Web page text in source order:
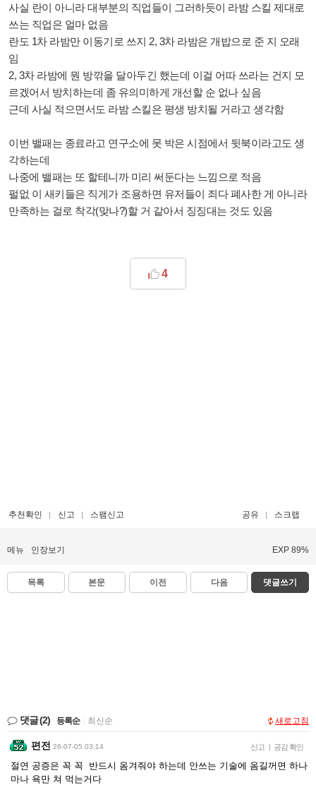
사실 란이 아니라 대부분의 직업들이 그러하듯이 라밤 스킬 제대로
쓰는 직업은 얼마 없음
란도 1차 라밤만 이동기로 쓰지 2, 3차 라밤은 개밥으로 준 지 오래
임
2, 3차 라밤에 뭔 방깎을 달아두긴 했는데 이걸 어따 쓰라는 건지 모
르겠어서 방치하는데 좀 유의미하게 개선할 순 없나 싶음
근데 사실 적으면서도 라밤 스킬은 평생 방치될 거라고 생각함
이번 밸패는 종료라고 연구소에 못 박은 시점에서 뒷북이라고도 생
각하는데
나중에 밸패는 또 할테니까 미리 써둔다는 느낌으로 적음
펄없 이 새키들은 직게가 조용하면 유저들이 죄다 폐사한 게 아니라
만족하는 걸로 착각(맞나?)할 거 같아서 징징대는 것도 있음
4
추천확인 신고 스팸신고 공유 스크랩
메뉴 인장보기 EXP 89%
목록 본문 이전 다음 댓글쓰기
댓글(2) 등록순 최신순 새로고침
편전 26-07-05 03:14 신고 | 공감 확인
절연 공증은 꼭 꼭 반드시 옴겨줘야 하는데 안쓰는 기술에 옴길꺼면 하나
마나 욕만 쳐 먹는거다